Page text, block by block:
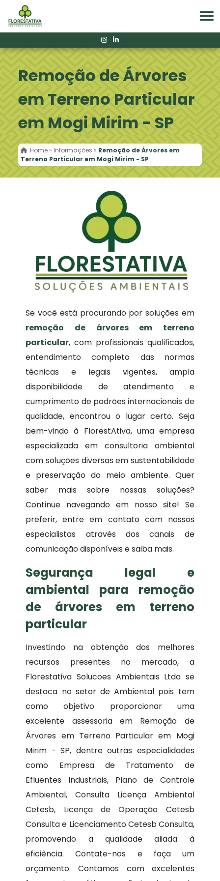
Remoção de Árvores
em Terreno Particular
em Mogi Mirim - SP
Home » Informações » Remoção de Árvores em
Terreno Particular em Mogi Mirim - SP
Se você está procurando por soluções em
remoção de árvores em terreno
particular, com profissionais qualificados,
entendimento completo das normas
técnicas e legais vigentes, ampla
disponibilidade de atendimento e
cumprimento de padrões internacionais de
qualidade, encontrou o lugar certo. Seja
bem-vindo à FlorestAtiva, uma empresa
especializada em consultoria ambiental
com soluções diversas em sustentabilidade
e preservação do meio ambiente. Quer
saber mais sobre nossas soluções?
Continue navegando em nosso site! Se
preferir, entre em contato com nossos
especialistas através dos canais de
comunicação disponíveis e saiba mais.
Segurança legal e
ambiental para remoção
de árvores em terreno
particular
Investindo na obtenção dos melhores
recursos presentes no mercado, a
Florestativa Solucoes Ambientais Ltda se
destaca no setor de Ambiental pois tem
como objetivo proporcionar uma
excelente assessoria em Remoção de
Árvores em Terreno Particular em Mogi
Mirim - SP, dentre outras especialidades
como Empresa de Tratamento de
Efluentes Industriais, Plano de Controle
Ambiental, Consulta Licença Ambiental
Cetesb, Licença de Operação Cetesb
Consulta e Licenciamento Cetesb Consulta,
promovendo a qualidade aliada à
eficiência. Contate-nos e faça um
orçamento. Contamos com excelentes